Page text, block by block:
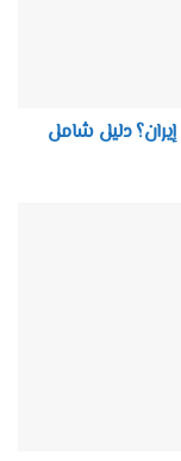
دليل شامل